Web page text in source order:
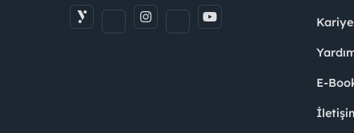
E-